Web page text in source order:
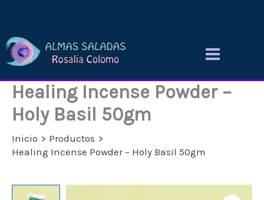
contenido
Healing Incense Powder –
Holy Basil 50gm
Inicio
Productos
Healing Incense Powder – Holy Basil 50gm